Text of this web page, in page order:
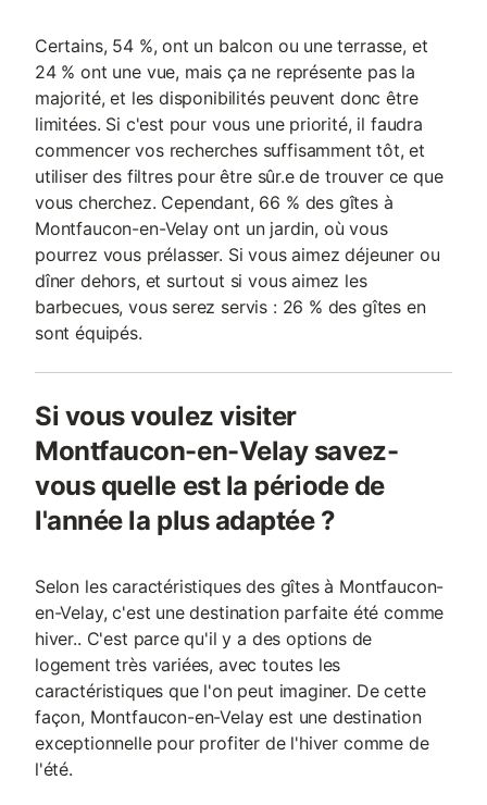
Certains, 54 %, ont un balcon ou une terrasse, et
24 % ont une vue, mais ça ne représente pas la
majorité, et les disponibilités peuvent donc être
limitées. Si c'est pour vous une priorité, il faudra
commencer vos recherches suffisamment tôt, et
utiliser des filtres pour être sûr.e de trouver ce que
vous cherchez. Cependant, 66 % des gîtes à
Montfaucon-en-Velay ont un jardin, où vous
pourrez vous prélasser. Si vous aimez déjeuner ou
dîner dehors, et surtout si vous aimez les
barbecues, vous serez servis : 26 % des gîtes en
sont équipés.
Si vous voulez visiter
Montfaucon-en-Velay savez-
vous quelle est la période de
l'année la plus adaptée ?
Selon les caractéristiques des gîtes à Montfaucon-
en-Velay, c'est une destination parfaite été comme
hiver.. C'est parce qu'il y a des options de
logement très variées, avec toutes les
caractéristiques que l'on peut imaginer. De cette
façon, Montfaucon-en-Velay est une destination
exceptionnelle pour profiter de l'hiver comme de
l'été.